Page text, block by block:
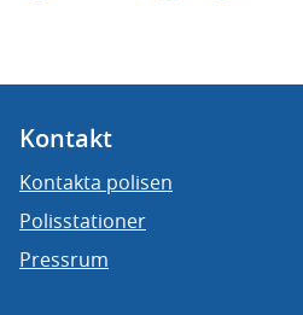
Kontakt
Kontakta polisen
Polisstationer
Pressrum